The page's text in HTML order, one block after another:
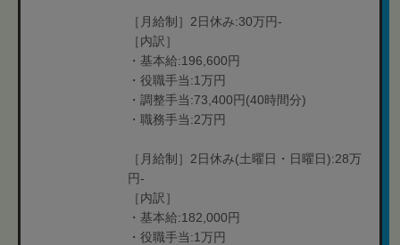
［月給制］2日休み:30万円-
［内訳］
・基本給:196,600円
・役職手当:1万円
・調整手当:73,400円(40時間分)
・職務手当:2万円
［月給制］2日休み(土曜日・日曜日):28万
円-
［内訳］
・基本給:182,000円
・役職手当:1万円